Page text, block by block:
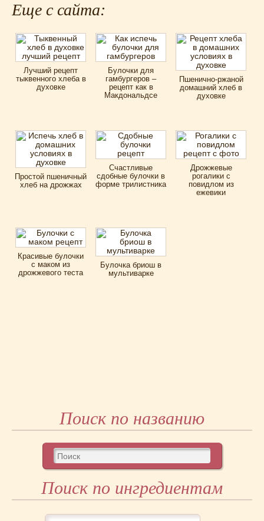
Еще с сайта:
Лучший рецепт
тыквенного хлеба в
духовке
Булочки для
гамбургеров –
рецепт как в
Макдональдсе
Пшенично-ржаной
домашний хлеб в
духовке
Простой пшеничный
хлеб на дрожжах
Счастливые
сдобные булочки в
форме трилистника
Дрожжевые
рогалики с
повидлом из
ежевики
Красивые булочки
с маком из
дрожжевого теста
Булочка бриош в
мультиварке
Поиск по названию
Поиск по ингредиентам